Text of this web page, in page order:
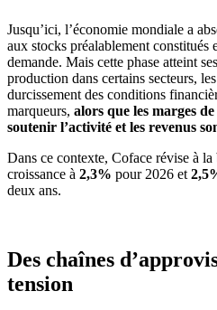
Jusqu’ici, l’économie mondiale a
aux stocks préalablement constitués
demande. Mais cette phase atteint
production dans certains secteurs,
durcissement des conditions
marqueurs, alors que les marges
soutenir l’activité et les revenus
Dans ce contexte, Coface révise à la
croissance à 2,3% pour 2026 et
deux ans.
Des chaînes
tension